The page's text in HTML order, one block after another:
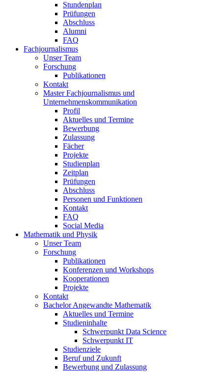
Stundenplan
Prüfungen
Abschluss
Alumni
FAQ
Fachjournalismus
Unser Team
Forschung
Publikationen
Kontakt
Master Fachjournalismus und
Unternehmenskommunikation
Profil
Aktuelles und Termine
Bewerbung
Zulassung
Fächer
Projekte
Studienplan
Zeitplan
Prüfungen
Abschluss
Personen und Funktionen
Kontakt
FAQ
Social Media
Mathematik und Physik
Unser Team
Forschung
Publikationen
Konferenzen und Workshops
Kooperationen
Projekte
Kontakt
Bachelor Angewandte Mathematik
Aktuelles und Termine
Studieninhalte
Schwerpunkt Data Science
Schwerpunkt IT
Studienziele
Beruf und Zukunft
Bewerbung und Zulassung